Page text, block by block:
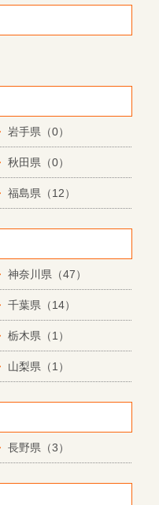
岩手県（0）
秋田県（0）
福島県（12）
神奈川県（47）
千葉県（14）
栃木県（1）
山梨県（1）
長野県（3）